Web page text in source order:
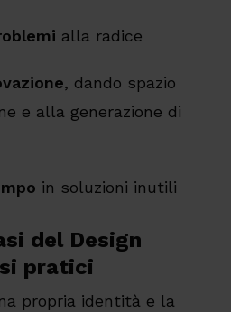
alla radice
, dando spazio
e alla generazione di
in soluzioni inutili
del Design
pratici
propria identità e la